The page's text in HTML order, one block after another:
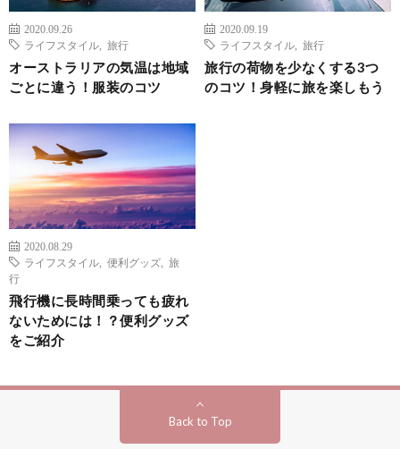
2020.09.26
ライフスタイル
旅行
オーストラリアの気温は地域
ごとに違う！服装のコツ
2020.09.19
ライフスタイル
旅行
旅行の荷物を少なくする3つ
のコツ！身軽に旅を楽しもう
2020.08.29
ライフスタイル
便利グッズ
旅
行
飛行機に長時間乗っても疲れ
ないためには！？便利グッズ
をご紹介
Back to Top